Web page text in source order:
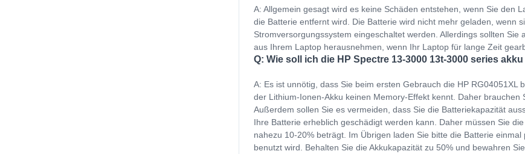
A: Allgemein gesagt wird es keine Schäden entstehen, wenn Sie den
die Batterie entfernt wird. Die Batterie wird nicht mehr geladen, wenn
Stromversorgungssystem eingeschaltet werden. Allerdings sollten
aus Ihrem Laptop herausnehmen, wenn Ihr Laptop für lange Zeit
Q: Wie soll ich die HP Spectre 13-3000 13t-3000 series
A: Es ist unnötig, dass Sie beim ersten Gebrauch die HP RG04051XL
der Lithium-Ionen-Akku keinen Memory-Effekt kennt. Daher brauchen
Außerdem sollen Sie es vermeiden, dass Sie die Batteriekapazität
Ihre Batterie erheblich geschädigt werden kann. Daher müssen Sie
nahezu 10-20% beträgt. Im Übrigen laden Sie bitte die Batterie
benutzt wird. Behalten Sie die Akkukapazität zu 50% und bewahren